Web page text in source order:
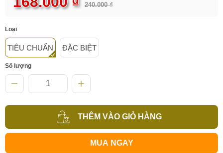
240.000 ₫
Loại
TIÊU CHUẨN ĐẶC BIỆT
Số lượng
THÊM VÀO GIỎ HÀNG
MUA NGAY